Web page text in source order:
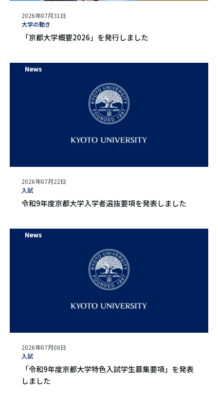
公
開
日
2026年07月31日
タ
グ
大学の動き
「京都大学概要2026」を発行しました
News
公
開
日
2026年07月22日
タ
グ
入試
令和9年度京都大学入学者選抜要項を発表しました
News
公
開
日
2026年07月08日
タ
グ
入試
「令和9年度京都大学特色入試学生募集要項」を発表
しました